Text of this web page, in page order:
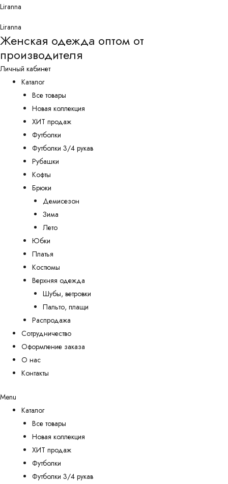
Перейти
содержимому
Liranna
Liranna
Женская одежда оптом от
производителя
Личный кабинет
Каталог
Все товары
Новая коллекция
ХИТ продаж
Футболки
Футболки 3/4 рукав
Рубашки
Кофты
Брюки
Демисезон
Зима
Лето
Юбки
Платья
Костюмы
Верхняя одежда
Шубы, ветровки
Пальто, плащи
Распродажа
Сотрудничество
Оформление заказа
О нас
Контакты
Menu
Каталог
Все товары
Новая коллекция
ХИТ продаж
Футболки
Футболки 3/4 рукав